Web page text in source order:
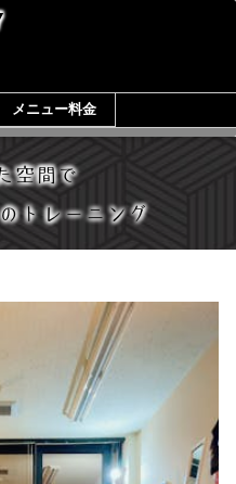
メニュー料金
空間で
トレーニング